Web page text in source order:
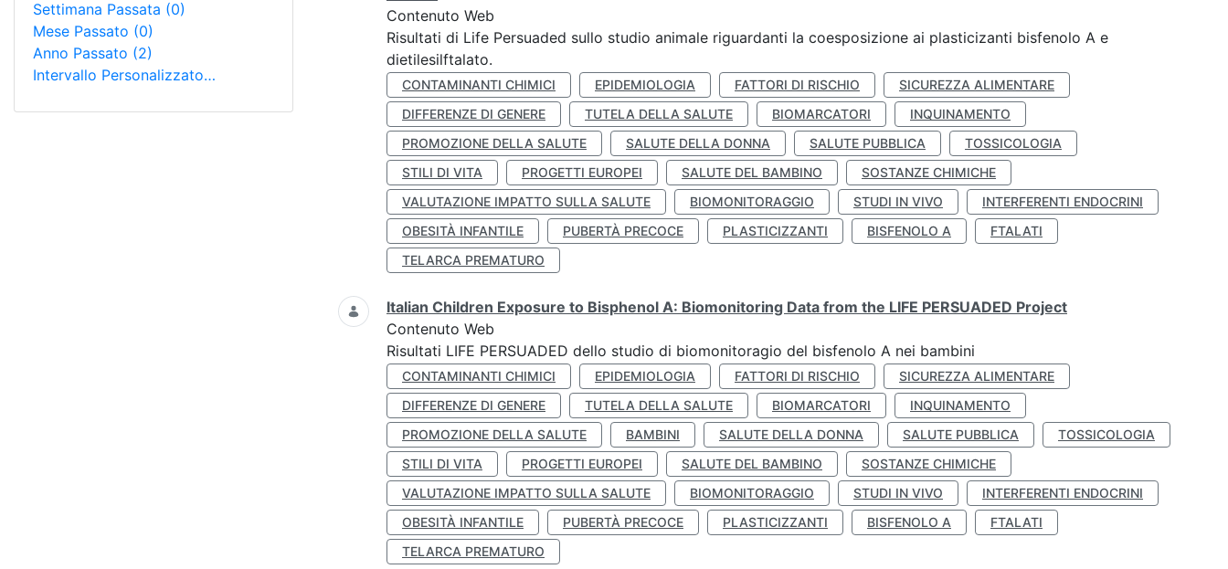
Settimana Passata (0)
Mese Passato (0)
Anno Passato (2)
Intervallo Personalizzato…
Contenuto Web
Risultati di Life Persuaded sullo studio animale riguardanti la coesposizione ai plasticizanti bisfenolo A e
dietilesilftalato.
CONTAMINANTI CHIMICI EPIDEMIOLOGIA FATTORI DI RISCHIO
SICUREZZA ALIMENTARE
DIFFERENZE DI GENERE
TUTELA DELLA SALUTE BIOMARCATORI
INQUINAMENTO
PROMOZIONE DELLA SALUTE
SALUTE DELLA DONNA SALUTE PUBBLICA
TOSSICOLOGIA
STILI DI VITA
PROGETTI EUROPEI SALUTE DEL BAMBINO
SOSTANZE CHIMICHE
VALUTAZIONE IMPATTO SULLA SALUTE
BIOMONITORAGGIO STUDI IN VIVO
INTERFERENTI ENDOCRINI
OBESITÀ INFANTILE
PUBERTÀ PRECOCE PLASTICIZZANTI BISFENOLO A
FTALATI
TELARCA PREMATURO
Italian Children Exposure to Bisphenol A: Biomonitoring Data from the LIFE PERSUADED Project
Contenuto Web
Risultati LIFE PERSUADED dello studio di biomonitoragio del bisfenolo A nei bambini
CONTAMINANTI CHIMICI EPIDEMIOLOGIA FATTORI DI RISCHIO
SICUREZZA ALIMENTARE
DIFFERENZE DI GENERE
TUTELA DELLA SALUTE BIOMARCATORI
INQUINAMENTO
PROMOZIONE DELLA SALUTE
BAMBINI SALUTE DELLA DONNA SALUTE PUBBLICA
TOSSICOLOGIA
STILI DI VITA
PROGETTI EUROPEI SALUTE DEL BAMBINO
SOSTANZE CHIMICHE
VALUTAZIONE IMPATTO SULLA SALUTE
BIOMONITORAGGIO STUDI IN VIVO
INTERFERENTI ENDOCRINI
OBESITÀ INFANTILE
PUBERTÀ PRECOCE PLASTICIZZANTI BISFENOLO A
FTALATI
TELARCA PREMATURO